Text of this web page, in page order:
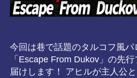
今回は巷で話題のタルコフ風パ
「Escape From Dukov」の先
届けします！ アヒルが主人公